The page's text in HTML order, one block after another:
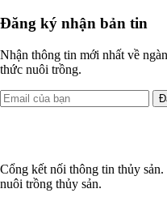
Đăng ký nhận bản tin
Nhận thông tin mới nhất về
thức nuôi trồng.
Cổng kết nối thông tin thủy
nuôi trồng thủy sản.